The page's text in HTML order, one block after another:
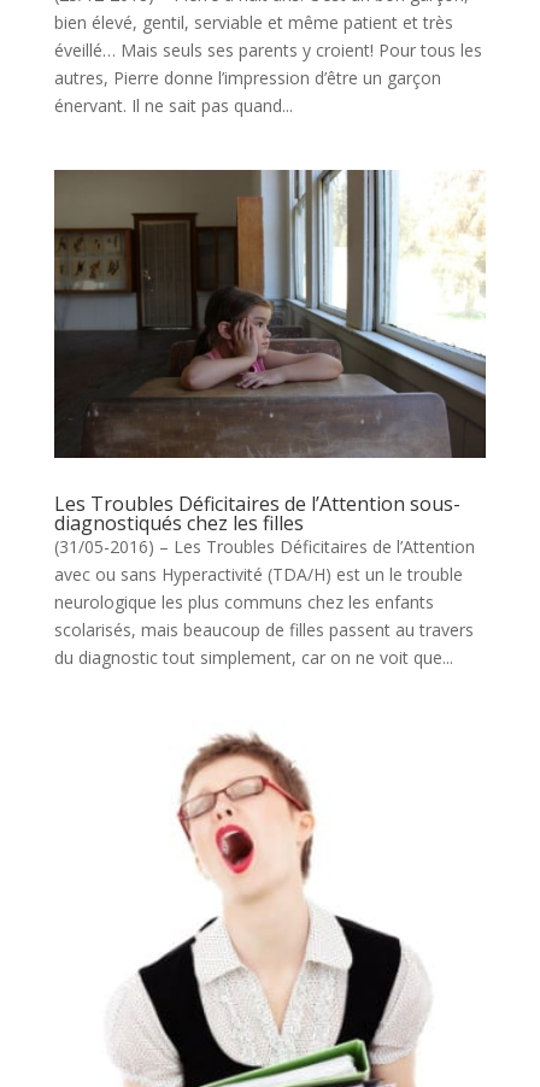
bien élevé, gentil, serviable et même patient et très
éveillé… Mais seuls ses parents y croient! Pour tous les
autres, Pierre donne l’impression d’être un garçon
énervant. Il ne sait pas quand...
Les Troubles Déficitaires de l’Attention sous-
diagnostiqués chez les filles
(31/05-2016) – Les Troubles Déficitaires de l’Attention
avec ou sans Hyperactivité (TDA/H) est un le trouble
neurologique les plus communs chez les enfants
scolarisés, mais beaucoup de filles passent au travers
du diagnostic tout simplement, car on ne voit que...